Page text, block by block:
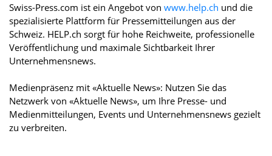
Swiss-Press.com ist ein Angebot von www.help.ch und die
spezialisierte Plattform für Pressemitteilungen aus der
Schweiz. HELP.ch sorgt für hohe Reichweite, professionelle
Veröffentlichung und maximale Sichtbarkeit Ihrer
Unternehmensnews.
Medienpräsenz mit «Aktuelle News»: Nutzen Sie das
Netzwerk von «Aktuelle News», um Ihre Presse- und
Medienmitteilungen, Events und Unternehmensnews gezielt
zu verbreiten.